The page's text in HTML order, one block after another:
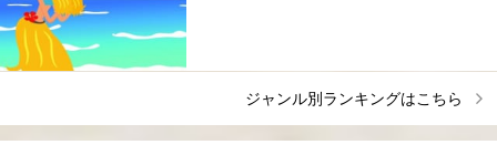
ジャンル別ランキングはこちら